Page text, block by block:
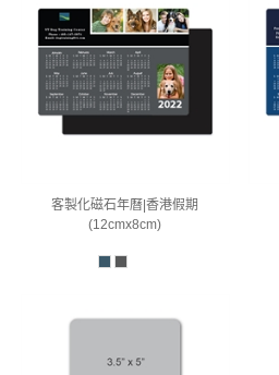
客製化磁石年曆|香港假期
(12cmx8cm)